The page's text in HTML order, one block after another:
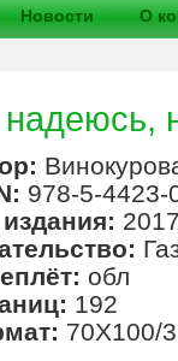
Новости О
978-5-4423-
обл
192
70Х100/